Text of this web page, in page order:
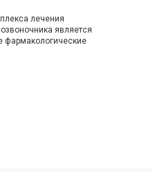
лечения
является
фармакологические